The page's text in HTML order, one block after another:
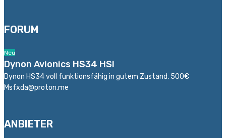
FORUM
Neu
Dynon Avionics HS34 HSI
Dynon HS34 voll funktionsfähig in gutem Zustand, 500€
Msfxda@proton.me
ANBIETER